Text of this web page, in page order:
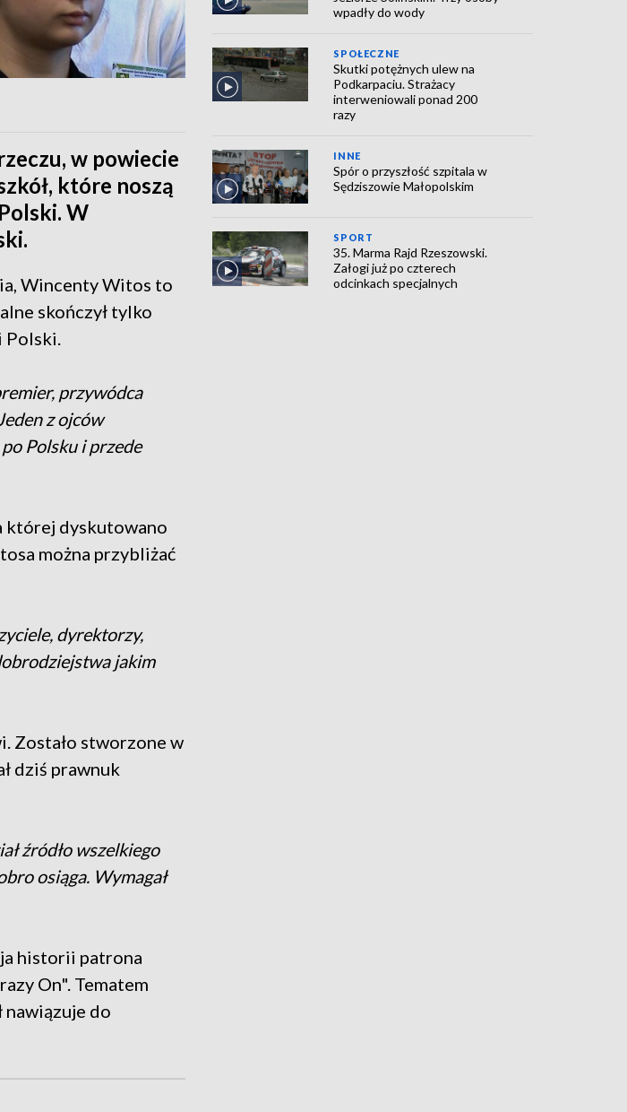
w powiecie
które noszą
W
Wincenty Witos to
skończył tylko
przywódca
z ojców
Polsku i przede
której dyskutowano
można przybliżać
dyrektorzy,
jakim
Zostało stworzone w
dziś prawnuk
źródło wszelkiego
osiąga. Wymagał
historii patrona
On". Tematem
nawiązuje do
wpadły do wody
SPOŁECZNE
Skutki potężnych ulew na
Podkarpaciu. Strażacy
interweniowali ponad 200
razy
INNE
Spór o przyszłość szpitala w
Sędziszowie Małopolskim
SPORT
35. Marma Rajd Rzeszowski.
Załogi już po czterech
odcinkach specjalnych